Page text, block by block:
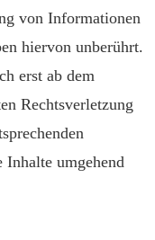
von Informationen
hiervon unberührt.
erst ab dem
Rechtsverletzung
Inhalte umgehend